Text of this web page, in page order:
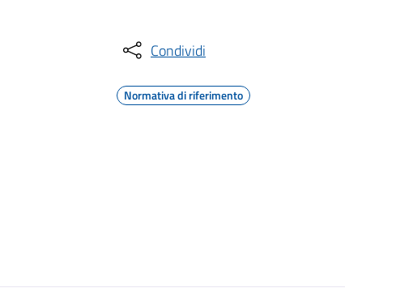
Condividi
Normativa di riferimento